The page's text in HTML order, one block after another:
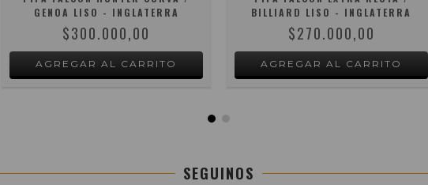
GENOA LISO - INGLATERRA
$300.000,00
BILLIARD LISO - INGLATERRA
$270.000,00
SEGUINOS